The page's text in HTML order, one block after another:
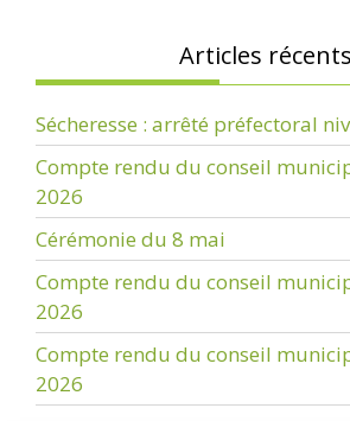
Articles récents
Sécheresse : arrêté préfectoral
Compte rendu du conseil
2026
Cérémonie du 8 mai
Compte rendu du conseil
2026
Compte rendu du conseil
2026